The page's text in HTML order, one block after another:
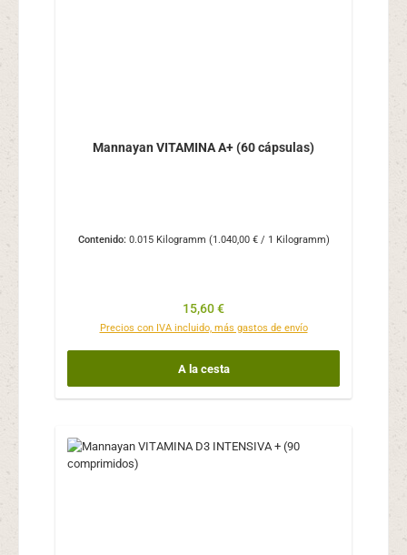
Mannayan VITAMINA A+ (60 cápsulas)
Contenido: 0.015 Kilogramm (1.040,00 € / 1 Kilogramm)
Precio normal:
15,60 €
Precios con IVA incluido, más gastos de envío
A la cesta